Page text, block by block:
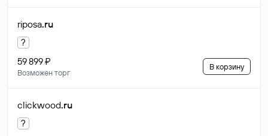
riposa.ru
?
59 899 ₽
Возможен торг
В корзину
clickwood.ru
?